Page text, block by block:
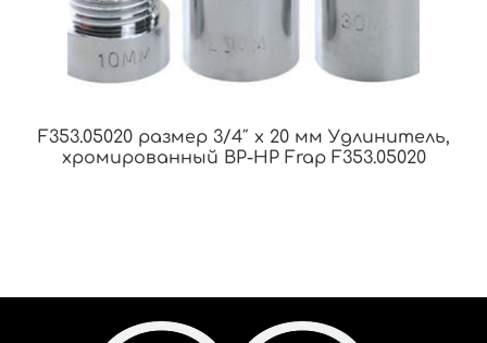
F353.05020 размер 3/4″ x 20 мм Удлинитель,
хромированный ВР-НР Frap F353.05020